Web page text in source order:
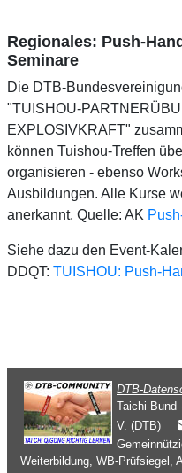
Regionales: Push-
Seminare
Die DTB-
"TUISHOU-
EXPLOSIVKRAFT"
können Tuishou-Treffen
organisieren - ebenso
Ausbildungen. Alle Kurse
anerkannt. Quelle: AK
Siehe dazu den Event-
DDQT: TUISHOU: Push-
DTB-
Taichi-Bund
V. (DTB)
Weiterbildung, WB-Prüfsiegel,